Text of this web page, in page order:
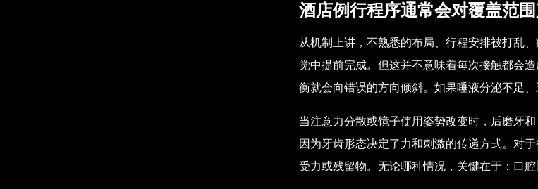
酒店例行程序通常会对覆盖范
从机制上讲，不熟悉的布局、行程安排被打乱
觉中提前完成。但这并不意味着每次接触都会
衡就会向错误的方向倾斜。如果唾液分泌不足
当注意力分散或镜子使用姿势改变时，后磨牙
因为牙齿形态决定了力和刺激的传递方式。对
受力或残留物。无论哪种情况，关键在于：口